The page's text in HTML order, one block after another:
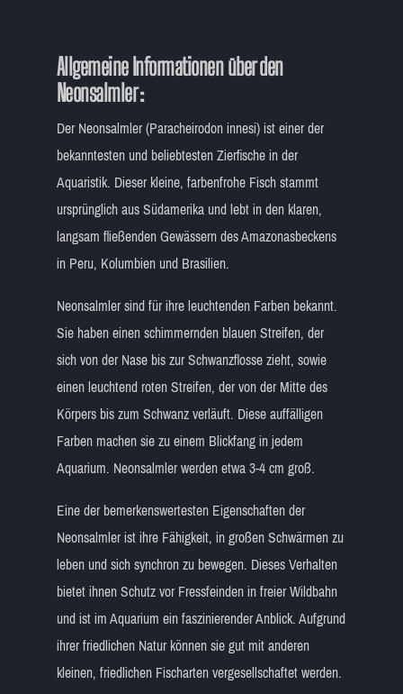
Allgemeine Informationen über den
Neonsalmler :
Der Neonsalmler (Paracheirodon innesi) ist einer der
bekanntesten und beliebtesten Zierfische in der
Aquaristik. Dieser kleine, farbenfrohe Fisch stammt
ursprünglich aus Südamerika und lebt in den klaren,
langsam fließenden Gewässern des Amazonasbeckens
in Peru, Kolumbien und Brasilien.
Neonsalmler sind für ihre leuchtenden Farben bekannt.
Sie haben einen schimmernden blauen Streifen, der
sich von der Nase bis zur Schwanzflosse zieht, sowie
einen leuchtend roten Streifen, der von der Mitte des
Körpers bis zum Schwanz verläuft. Diese auffälligen
Farben machen sie zu einem Blickfang in jedem
Aquarium. Neonsalmler werden etwa 3-4 cm groß.
Eine der bemerkenswertesten Eigenschaften der
Neonsalmler ist ihre Fähigkeit, in großen Schwärmen zu
leben und sich synchron zu bewegen. Dieses Verhalten
bietet ihnen Schutz vor Fressfeinden in freier Wildbahn
und ist im Aquarium ein faszinierender Anblick. Aufgrund
ihrer friedlichen Natur können sie gut mit anderen
kleinen, friedlichen Fischarten vergesellschaftet werden.